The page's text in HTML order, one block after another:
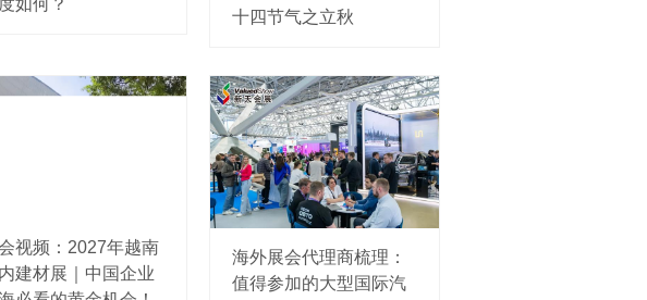
如何？
十四节气之立秋
视频：2027年越南
建材展｜中国企业
海外展会代理商梳理：
值得参加的大型国际汽